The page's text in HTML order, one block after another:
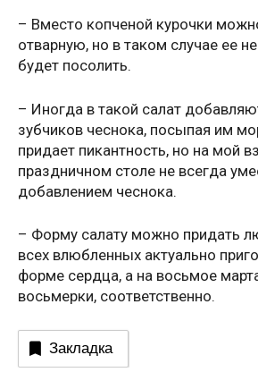
– Вместо копченой курочки
отварную, но в таком случае ее
будет посолить.
– Иногда в такой салат
зубчиков чеснока, посыпая им
придает пикантность, но на мой
праздничном столе не всегда
добавлением чеснока.
– Форму салату можно придать
всех влюбленных актуально
форме сердца, а на восьмое
восьмерки, соответственно.
Закладка